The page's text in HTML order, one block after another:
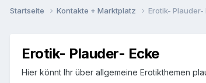
Startseite Kontakte + Marktplatz Erotik- Plauder-
Erotik- Plauder- Ecke
Hier könnt Ihr über allgemeine Erotikthemen